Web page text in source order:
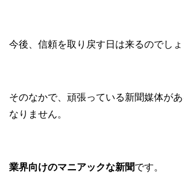
今後、信頼を取り戻す日は来るのでしょ
そのなかで、頑張っている新聞媒体が
なりません。
業界向けのマニアックな新聞です。